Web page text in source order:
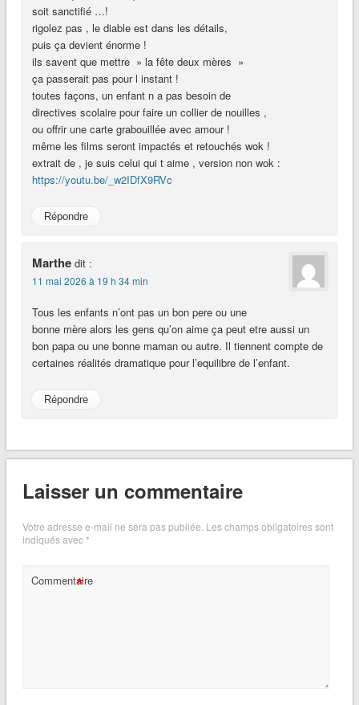
soit sanctifié …!
rigolez pas , le diable est dans les détails,
puis ça devient énorme !
ils savent que mettre » la fête deux mères »
ça passerait pas pour l instant !
toutes façons, un enfant n a pas besoin de
directives scolaire pour faire un collier de nouilles ,
ou offrir une carte grabouillée avec amour !
même les films seront impactés et retouchés wok !
extrait de , je suis celui qui t aime , version non wok :
https://youtu.be/_w2IDfX9RVc
Répondre
Marthe dit :
11 mai 2026 à 19 h 34 min
Tous les enfants n’ont pas un bon pere ou une
bonne mère alors les gens qu’on aime ça peut etre aussi un
bon papa ou une bonne maman ou autre. Il tiennent compte de
certaines réalités dramatique pour l’equilibre de l’enfant.
Répondre
Laisser un commentaire
Votre adresse e-mail ne sera pas publiée. Les champs obligatoires sont
indiqués avec*
Commentaire
*